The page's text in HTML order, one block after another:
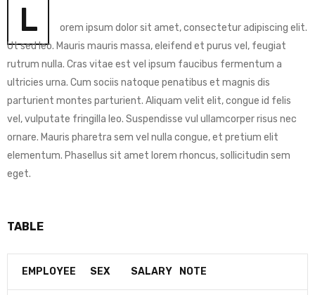
L
orem ipsum dolor sit amet, consectetur adipiscing elit.
Ut sed leo. Mauris mauris massa, eleifend et purus vel, feugiat
rutrum nulla. Cras vitae est vel ipsum faucibus fermentum a
ultricies urna. Cum sociis natoque penatibus et magnis dis
parturient montes parturient. Aliquam velit elit, congue id felis
vel, vulputate fringilla leo. Suspendisse vul ullamcorper risus nec
ornare. Mauris pharetra sem vel nulla congue, et pretium elit
elementum. Phasellus sit amet lorem rhoncus, sollicitudin sem
eget.
TABLE
EMPLOYEE SEX SALARY NOTE